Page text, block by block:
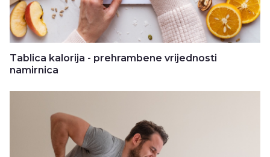
Tablica kalorija - prehrambene vrijednosti
namirnica